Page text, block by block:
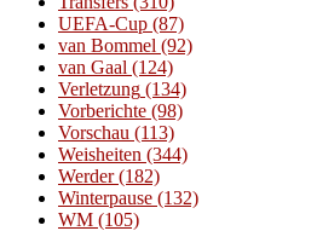
UEFA-Cup (87)
van Bommel (92)
van Gaal (124)
Verletzung (134)
Vorberichte (98)
Vorschau (113)
Weisheiten (344)
Werder(182)
Winterpause (132)
WM (105)